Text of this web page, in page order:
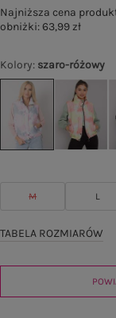
Kolory: szaro-różowy
M L
TABELA ROZMIARÓW
Najniższa cena
obniżki:63,99 zł